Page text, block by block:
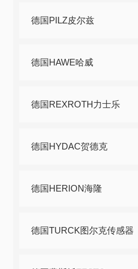
德国PILZ皮尔兹
德国HAWE哈威
德国REXROTH力士乐
德国HYDAC贺德克
德国HERION海隆
德国TURCK图尔克传感器